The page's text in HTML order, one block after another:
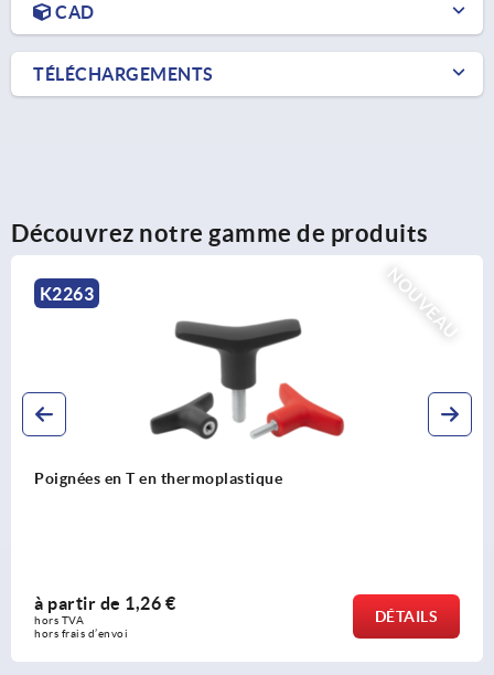
CAD
TÉLÉCHARGEMENTS
Découvrez notre gamme de produits
K2267
Poignées en T antibactériennes
à partir de2,87 €
hors frais d’envoi
DÉTAILS